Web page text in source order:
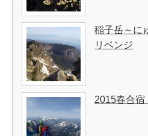
稲子岳～に
リベンジ
2015春合